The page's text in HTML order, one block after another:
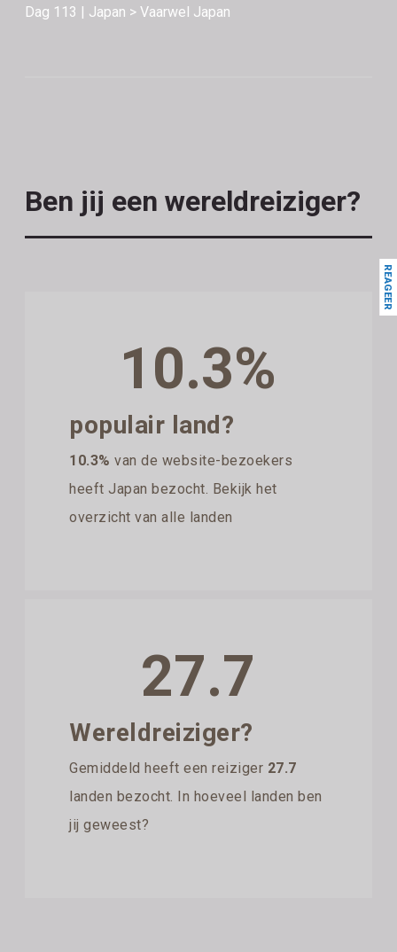
Dag 113 | Japan > Vaarwel Japan
Ben jij een wereldreiziger?
10.3%
populair land?
10.3% van de website-bezoekers
heeft Japan bezocht. Bekijk het
overzicht van alle landen
27.7
Wereldreiziger?
Gemiddeld heeft een reiziger 27.7
landen bezocht. In hoeveel landen ben
jij geweest?
REAGEER